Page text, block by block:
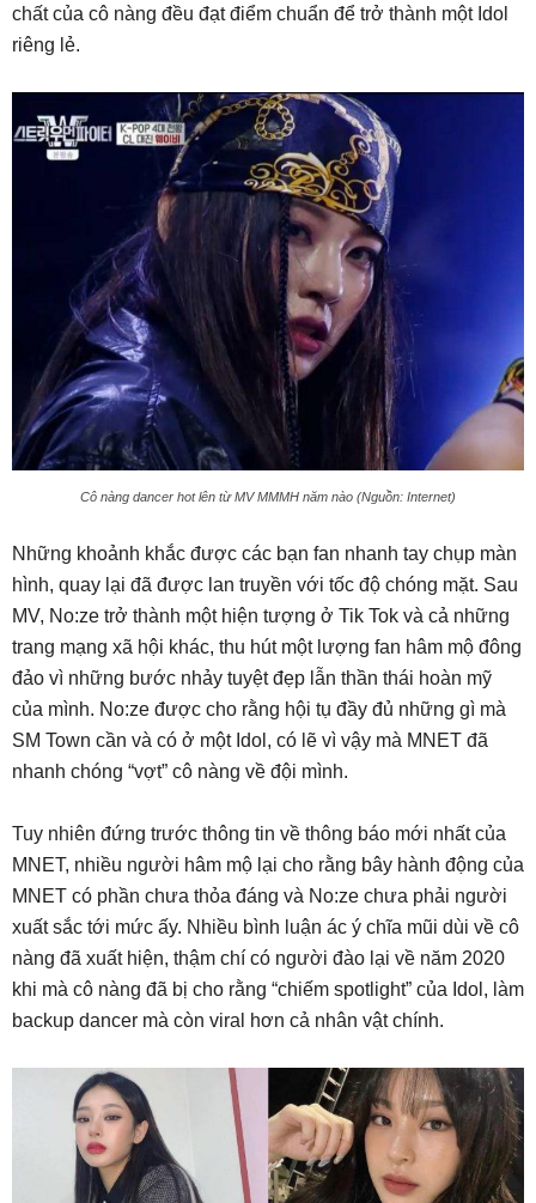
chất của cô nàng đều đạt điểm chuẩn để trở thành một Idol
riêng lẻ.
Cô nàng dancer hot lên từ MV MMMH năm nào (Nguồn: Internet)
Những khoảnh khắc được các bạn fan nhanh tay chụp màn
hình, quay lại đã được lan truyền với tốc độ chóng mặt. Sau
MV, No:ze trở thành một hiện tượng ở Tik Tok và cả những
trang mạng xã hội khác, thu hút một lượng fan hâm mộ đông
đảo vì những bước nhảy tuyệt đẹp lẫn thần thái hoàn mỹ
của mình. No:ze được cho rằng hội tụ đầy đủ những gì mà
SM Town cần và có ở một Idol, có lẽ vì vậy mà MNET đã
nhanh chóng “vợt” cô nàng về đội mình.
Tuy nhiên đứng trước thông tin về thông báo mới nhất của
MNET, nhiều người hâm mộ lại cho rằng bây hành động của
MNET có phần chưa thỏa đáng và No:ze chưa phải người
xuất sắc tới mức ấy. Nhiều bình luận ác ý chĩa mũi dùi về cô
nàng đã xuất hiện, thậm chí có người đào lại về năm 2020
khi mà cô nàng đã bị cho rằng “chiếm spotlight” của Idol, làm
backup dancer mà còn viral hơn cả nhân vật chính.